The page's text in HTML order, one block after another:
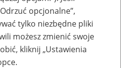
opcjonalne”,
tylko niezbędne pliki
możesz zmienić swoje
kliknij „Ustawienia